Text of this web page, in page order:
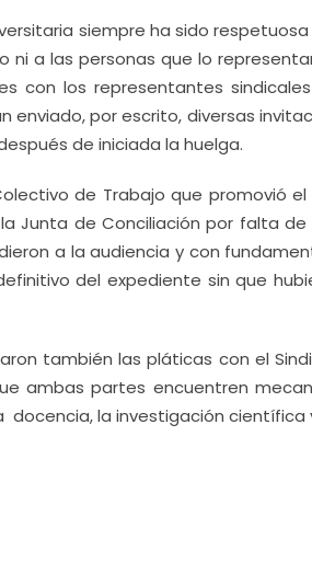
siempre ha sido
a las personas que lo
con los representantes
enviado, por escrito, diversas
de iniciada la huelga.
de Trabajo que promovió el
Junta de Conciliación por falta
a la audiencia y con
del expediente sin que
también las pláticas con el
ambas partes encuentren
la investigación científica